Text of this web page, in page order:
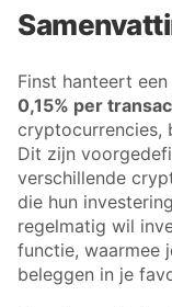
Finst hanteert
0,15% per
cryptocurrencies,
Dit zijn
verschillende
die hun
regelmatig wil
functie, waarmee
beleggen in je